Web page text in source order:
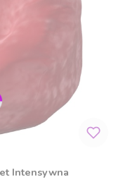
Intensywna